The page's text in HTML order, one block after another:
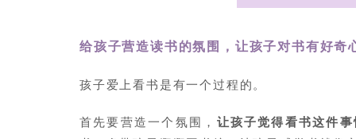
给孩子营造读书的氛围，让孩子对书有好奇
孩子爱上看书是有一个过程的。
首先要营造一个氛围， 让孩子觉得看书这件